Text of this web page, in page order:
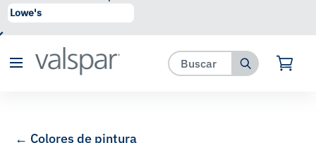
se ha agregado a favoritos.
← Colores de pintura